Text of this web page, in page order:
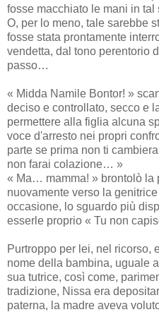
fosse macchiato le mani in tal
O, per lo meno, tale sarebbe
fosse stata prontamente
vendetta, dal tono perentorio
passo…
« Midda Namile Bontor! »
deciso e controllato, secco e
permettere alla figlia alcuna
voce d'arresto nei propri
parte se prima non ti
non farai colazione… »
« Ma… mamma! » brontolò la
nuovamente verso la
occasione, lo sguardo più
esserle proprio « Tu non
Purtroppo per lei, nel ricorso,
nome della bambina, uguale
sua tutrice, così come,
tradizione, Nissa era
paterna, la madre aveva